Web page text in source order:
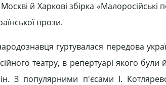
й Харкові збірка «Малоросійські
прози.
гуртувалася передова
театру, в репертуарі якого
З популярними п'єсами І.